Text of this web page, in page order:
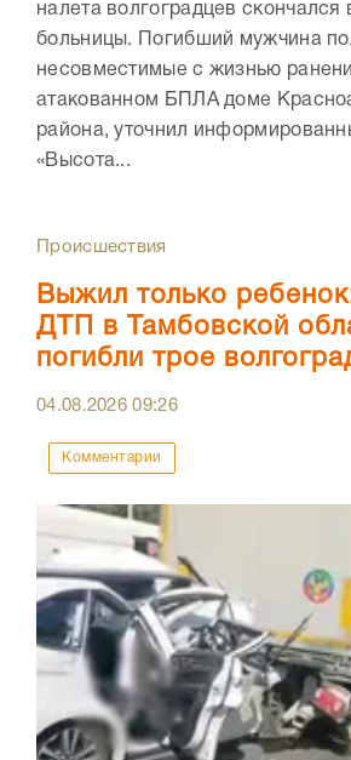
налета волгоградцев скончался
больницы. Погибший мужчина
несовместимые с жизнью
атакованном БПЛА доме
района, уточнил
«Высота...
Происшествия
Выжил только
ДТП в Тамбовской
погибли трое
04.08.202609:26
Комментарии